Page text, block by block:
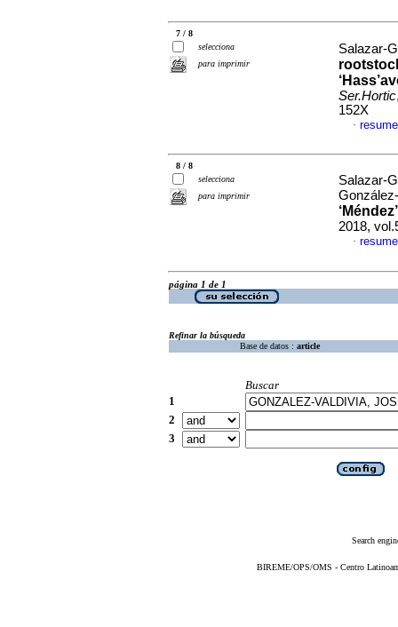
7 / 8
selecciona
para imprimir
Salazar-
Ser.Hortic
152X
·
8 / 8
selecciona
para imprimir
Salazar-
2018,
·
página 1 de 1
Refinar la búsqueda
Base de datos : article
Buscar
1
2
3
Search
BIREME/OPS/OMS - Centro